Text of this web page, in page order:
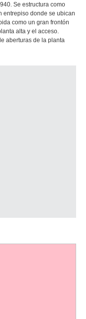
Se estructura como
entrepiso donde se ubican
como un gran frontón
alta y el acceso.
aberturas de la planta